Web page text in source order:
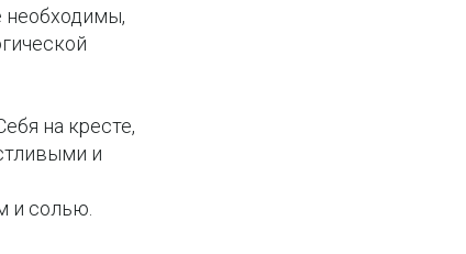
необходимы,
на кресте,
и
и солью.